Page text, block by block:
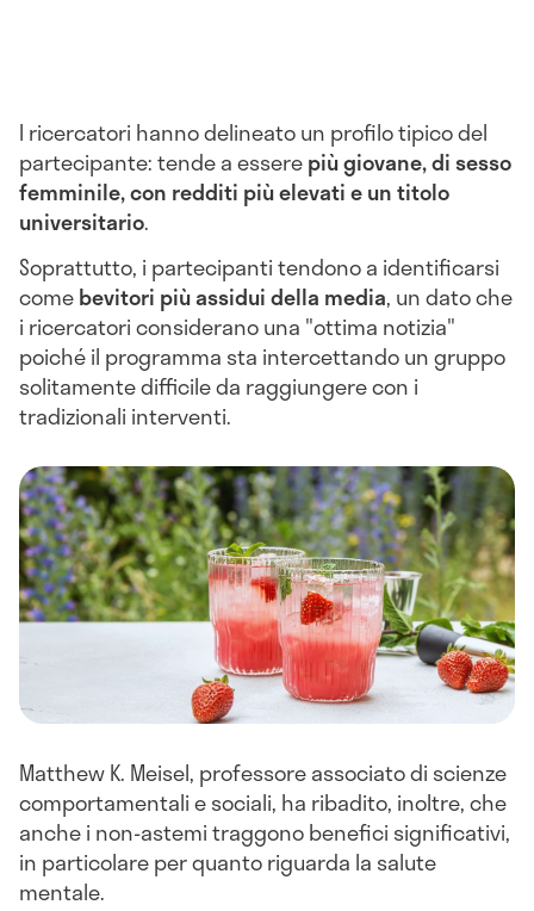
I ricercatori hanno delineato un profilo tipico del
partecipante: tende a esserepiù giovane, di sesso
femminile, con redditi più elevati e un titolo
universitario.
Soprattutto, i partecipanti tendono a identificarsi
comebevitori più assidui della media, un dato che
i ricercatori considerano una "ottima notizia"
poiché il programma sta intercettando un gruppo
solitamente difficile da raggiungere con i
tradizionali interventi.
Matthew K. Meisel, professore associato di scienze
comportamentali e sociali, ha ribadito, inoltre, che
anche i non-astemi traggono benefici significativi,
in particolare per quanto riguarda la salute
mentale.